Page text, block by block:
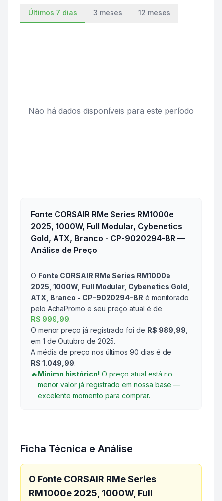
Últimos 7 dias 3 meses 12 meses
Não há dados disponíveis para este período
Fonte CORSAIR RMe Series RM1000e
2025, 1000W, Full Modular, Cybenetics
Gold, ATX, Branco - CP-9020294-BR —
Análise de Preço
O Fonte CORSAIR RMe Series RM1000e
2025, 1000W, Full Modular, Cybenetics Gold,
ATX, Branco - CP-9020294-BR é monitorado
pelo AchaPromo e seu preço atual é de
R$ 999,99.
O menor preço já registrado foi de R$ 989,99
em 1 de Outubro de 2025.
A média de preço nos últimos 90 dias é de
R$ 1.049,99.
🔥Mínimo histórico! O preço atual está no
menor valor já registrado em nossa base —
excelente momento para comprar.
Ficha Técnica e Análise
O Fonte CORSAIR RMe Series
RM1000e 2025, 1000W, Full